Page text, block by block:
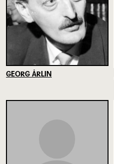
GEORG ÅRLIN